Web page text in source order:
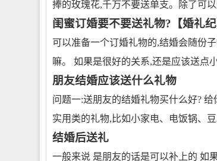
捧的玫瑰花,千万不要送单支。除了可以
闺蜜订婚要不要送礼物?【婚礼纪
可以准备一个订婚礼物的,结婚会随份
嘛。 如果是很好的关系,还是应该送点小
朋友结婚应该送什么礼物
问题一:送朋友的结婚礼物买什么好?
实用类的礼物,比如小家电、电饭锅、豆
结婚后送礼
一般来说 是朋友的话是可以补上的 如